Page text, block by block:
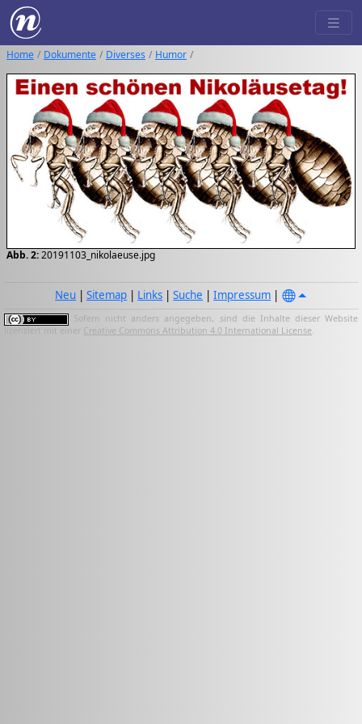
Home Dokumente Diverses Humor
Abb. 2:20191103_nikolaeuse.jpg
Neu |Sitemap | Links |Suche |Impressum |
Sofern nicht anders angegeben, sind die Inhalte dieser Website
lizenziert mit einer Creative Commons Attribution 4.0 International License.